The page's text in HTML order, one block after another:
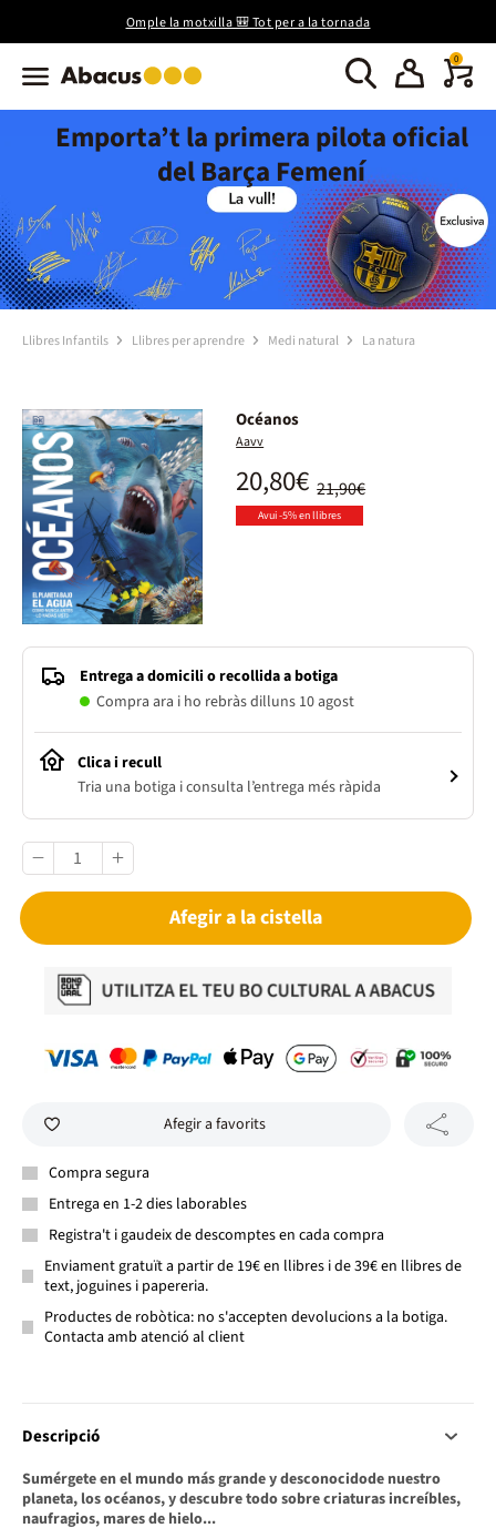
Omple la motxilla 🎒 Tot per a la tornada
0
Emporta’t la primera pilota oficial
del Barça Femení
Llibres Infantils Llibres per aprendre Medi natural La natura
Océanos
Aavv
21,90€
20,80€
Avui -5% en llibres
Entrega a domicili o recollida a botiga
Compra ara i ho rebràs dilluns 10 agost
Clica i recull
Tria una botiga i consulta l’entrega més ràpida
Afegir a la cistella
Afegir a favorits
Compra segura
Entrega en 1-2 dies laborables
Registra't i gaudeix de descomptes en cada compra
Enviament gratuït a partir de 19€ en llibres i de 39€ en llibres de
text, joguines i papereria.
Productes de robòtica: no s'accepten devolucions a la botiga.
Contacta amb atenció al client
Descripció
Sumérgete en el mundo más grande y desconocidode nuestro
planeta, los océanos, y descubre todo sobre criaturas increíbles,
naufragios, mares de hielo...